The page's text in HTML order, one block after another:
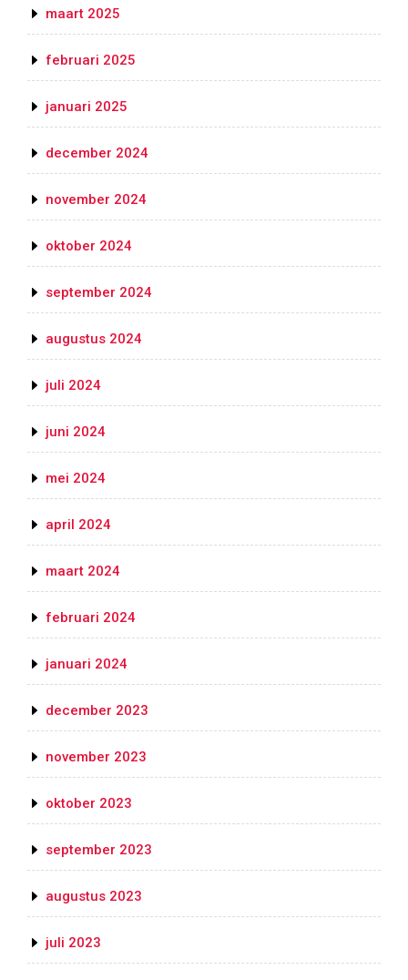
maart 2025
februari 2025
januari 2025
december 2024
november 2024
oktober 2024
september 2024
augustus 2024
juli 2024
juni 2024
mei 2024
april 2024
maart 2024
februari 2024
januari 2024
december 2023
november 2023
oktober 2023
september 2023
augustus 2023
juli 2023